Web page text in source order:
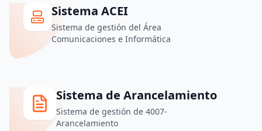
Sistema ACEI
Sistema de gestión del Área
Comunicaciones e Informática
Sistema de Arancelamiento
Sistema de gestión de 4007-
Arancelamiento